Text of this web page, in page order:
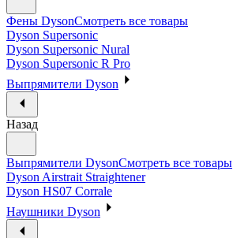
Фены DysonСмотреть все товары
Dyson Supersonic
Dyson Supersonic Nural
Dyson Supersonic R Pro
Выпрямители Dyson
Назад
Выпрямители DysonСмотреть все товары
Dyson Airstrait Straightener
Dyson HS07 Corrale
Наушники Dyson